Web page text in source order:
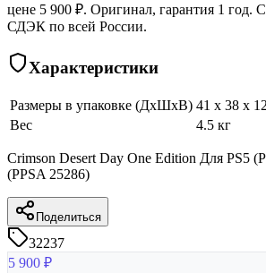
цене 5 900 ₽. Оригинал, гарантия 1 год.
СДЭК по всей России.
Характеристики
Размеры в упаковке (ДхШхВ) 41 x 38 x
Вес
4.5 кг
Crimson Desert Day One Edition Для PS5
(PPSA 25286)
Поделиться
32237
5 900 ₽